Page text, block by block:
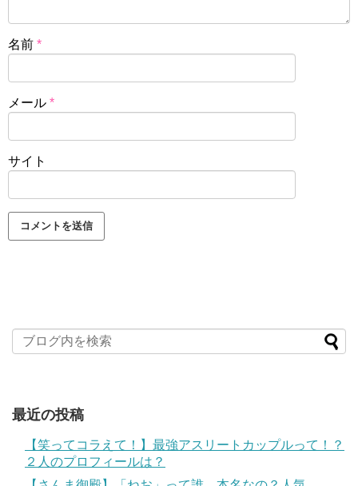
名前 *
メール *
サイト
最近の投稿
【笑ってコラえて！】最強アスリートカップルって！？
２人のプロフィールは？